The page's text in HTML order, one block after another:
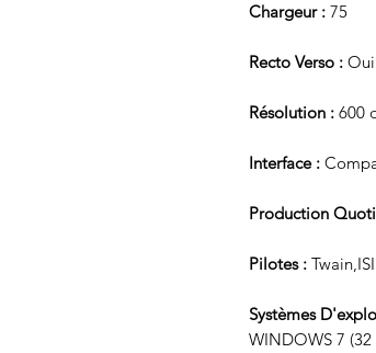
Chargeur : 75
Recto Verso : Oui
Résolution : 600
Interface :
Production
Pilotes :
Systèmes
WINDOWS 7